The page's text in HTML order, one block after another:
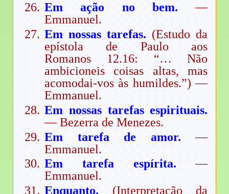
Em ação no bem. —
Emmanuel.
Em nossas tarefas. (Estudo da
epístola de Paulo aos
Romanos 12.16: “… Não
ambicioneis coisas altas, mas
acomodai-vos às humildes.”) —
Emmanuel.
Em nossas tarefas espirituais.
— Bezerra de Menezes.
Em tarefa de amor. —
Emmanuel.
Em tarefa espírita. —
Emmanuel.
Enquanto. (Interpretação da